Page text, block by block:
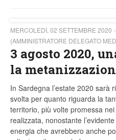
MERCOLEDÌ, 02 SETTEMBRE 2020
(AMMINISTRATORE DELEGATO
3 agosto 2020,
la
In Sardegna l’estate 2020 sarà
svolta per quanto riguarda la
territorio, più volte promessa
realizzata, nonostante
energia che avrebbero anche